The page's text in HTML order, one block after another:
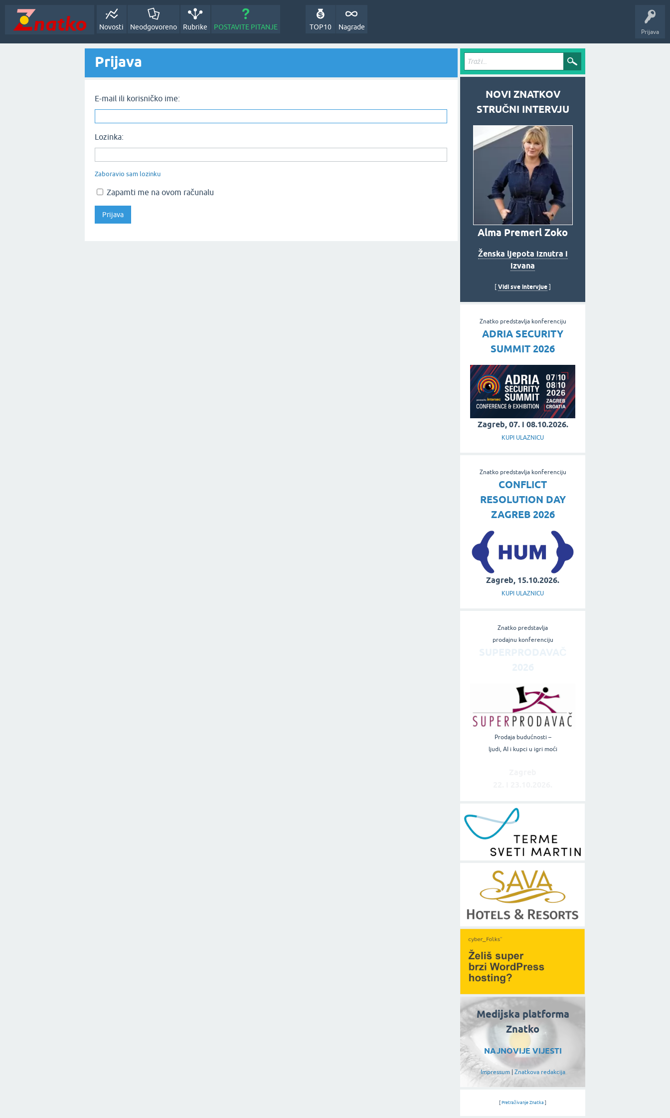
Prijava
Novosti Neodgovoreno Rubrike POSTAVITE PITANJE Nagrade
TOP10
Prijava
E-mail ili korisničko ime:
Lozinka:
Zaboravio sam lozinku
Zapamti me na ovom računalu
NOVI ZNATKOV
STRUČNI INTERVJU
Alma Premerl Zoko
Ženska ljepota iznutra i
izvana
Vidi sve intervjue
Znatko predstavlja konferenciju
ADRIA SECURITY
SUMMIT 2026
Zagreb, 07. i 08.10.2026.
KUPI ULAZNICU
Znatko predstavlja konferenciju
CONFLICT
RESOLUTION DAY
ZAGREB 2026
Zagreb, 15.10.2026.
KUPI ULAZNICU
Znatko predstavlja
prodajnu konferenciju
Prodaja budućnosti –
ljudi, AI i kupci u igri moći
Medijska platforma
Znatko
NAJNOVIJE VIJESTI
Impressum| Znatkova redakcija
[ Pretraživanje Znatka ]